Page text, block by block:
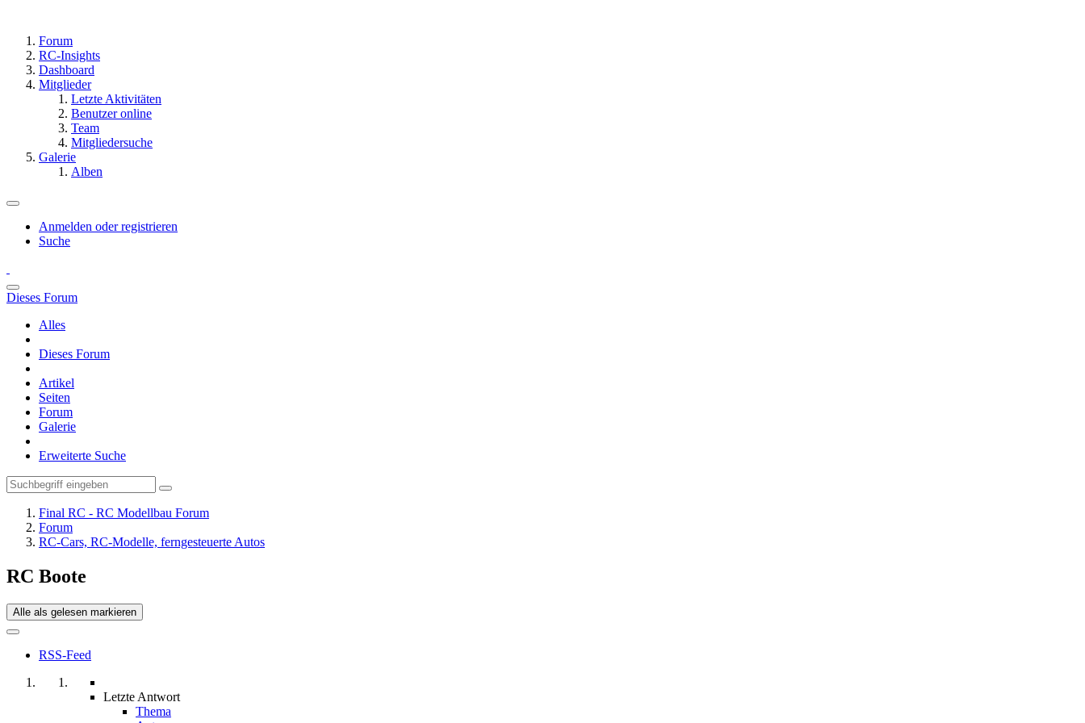
Forum
RC-Insights
Dashboard
Mitglieder
Letzte Aktivitäten
Benutzer online
Team
Mitgliedersuche
Galerie
Alben
Anmelden oder registrieren
Suche
Dieses Forum
Alles
Dieses Forum
Artikel
Seiten
Forum
Galerie
Erweiterte Suche
Final RC - RC Modellbau Forum
Forum
RC-Cars, RC-Modelle, ferngesteuerte Autos
RC Boote
Alle als gelesen markieren
RSS-Feed
Letzte Antwort
Thema